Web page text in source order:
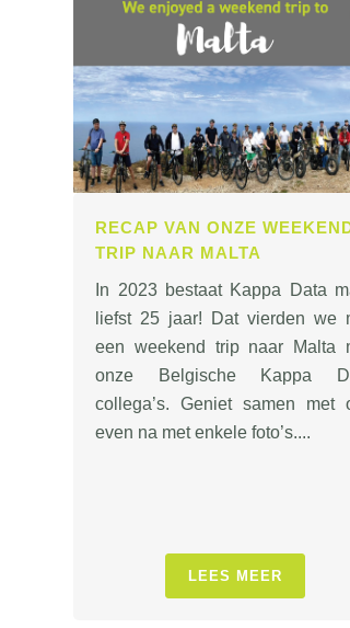
RECAP VAN ONZE
TRIP NAAR MALTA
In 2023 bestaat Kappa Data
liefst 25 jaar! Dat vierden we
een weekend trip naar Malta
onze Belgische Kappa
collega’s. Geniet samen met
even na met enkele foto’s....
LEES MEER